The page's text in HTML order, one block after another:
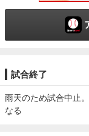
試合終了
雨天のため試合中止
なる